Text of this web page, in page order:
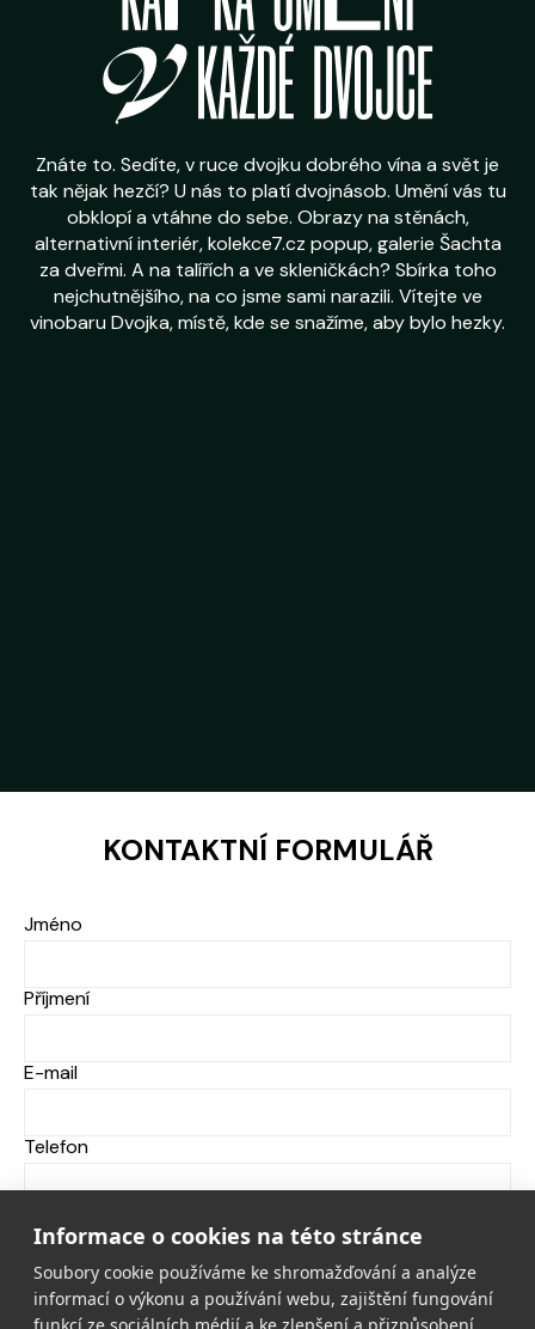
Informace o cookies na této stránce
Soubory cookie používáme ke shromažďování a analýze
informací o výkonu a používání webu, zajištění fungování
Znáte to. Sedíte, v ruce dvojku dobrého vína a svět je
tak nějak hezčí? U nás to platí dvojnásob. Umění vás tu
obklopí a vtáhne do sebe. Obrazy na stěnách,
alternativní interiér, kolekce7.cz popup, galerie Šachta
za dveřmi. A na talířích a ve skleničkách? Sbírka toho
nejchutnějšího, na co jsme sami narazili. Vítejte ve
vinobaru Dvojka, místě, kde se snažíme, aby bylo hezky.
KONTAKTNÍ FORMULÁŘ
Jméno
Příjmení
E-mail
Telefon